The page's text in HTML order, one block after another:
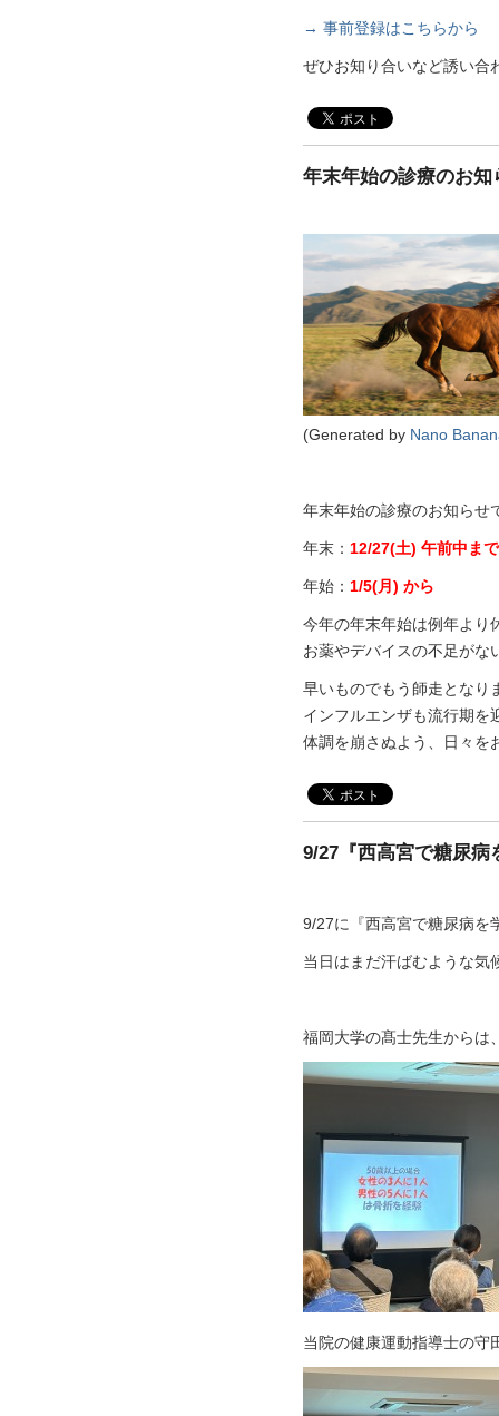
→ 事前登録はこちらから
ぜひお知り合いなど誘い合
年末年始の診療のお知
(Generated by Nano
年末年始の診療のお知らせ
年末： 12/27(土) 午前中まで
年始： 1/5(月) から
今年の年末年始は例年より
お薬やデバイスの不足がな
早いものでもう師走となり
インフルエンザも流行期を
体調を崩さぬよう、日々を
9/27『西高宮で糖尿病
9/27に『西高宮で糖尿病を
当日はまだ汗ばむような気
福岡大学の髙士先生からは
当院の健康運動指導士の守